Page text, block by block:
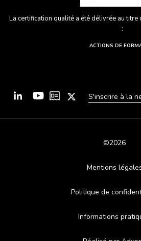
La certification qualité a été délivrée au
:
ACTIONS DE
S'inscrire à la
©2026
Mentions
Politique de
Informations